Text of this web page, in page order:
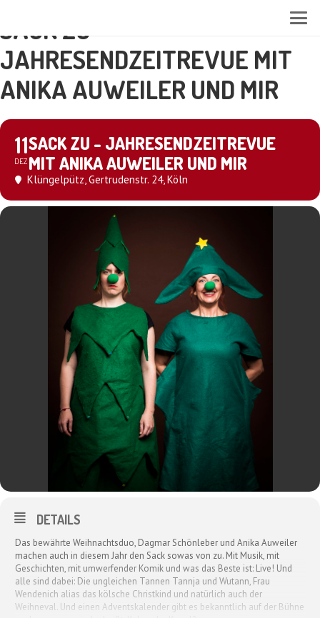
SACK ZU -
JAHRESENDZEITREVUE MIT
ANIKA AUWEILER UND MIR
11
DEZ
SACK ZU - JAHRESENDZEITREVUE
MIT ANIKA AUWEILER UND MIR
Klüngelpütz, Gertrudenstr. 24, Köln
DETAILS
Das bewährte Weihnachtsduo, Dagmar Schönleber und Anika Auweiler
machen auch in diesem Jahr den Sack sowas von zu. Mit Musik, mit
Geschichten, mit umwerfender Komik und was das Beste ist: Live! Und
alle sind dabei: Die ungleichen Tannen Tannja und Wutann, Frau
Wendenich alias das kölsche Christkind und natürlich auch der
Weihneval. Und einen Adventskalender gibt es bekanntlich auf der Bühne